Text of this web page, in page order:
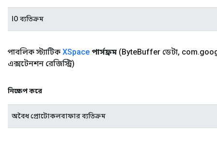
IO ব্যতিক্রম
পাবলিক স্ট্যাটিক XSpace পার্সফ্রম (ByteBuffer ডেটা, com.
এক্সটেনশন রেজিস্ট্রি)
নিক্ষেপ করে
অবৈধ প্রোটোকলবাফার ব্যতিক্রম